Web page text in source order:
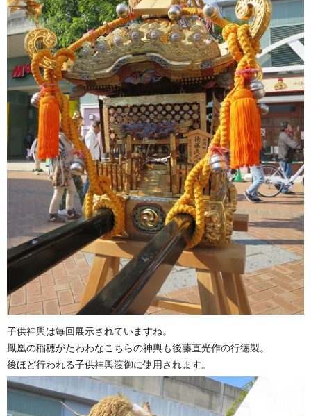
子供神輿は毎回展示されていますね。
鳳凰の稲穂がたわわなこちらの神輿も後藤直光作の行徳製。
後ほど行われる子供神輿渡御に使用されます。